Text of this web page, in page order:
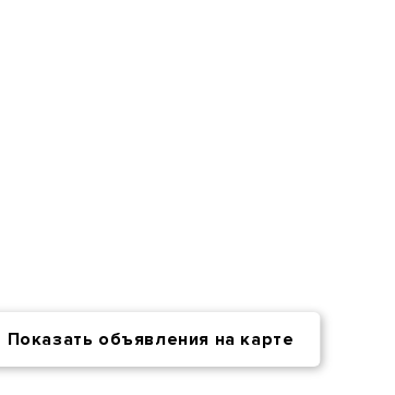
Показать объявления на карте